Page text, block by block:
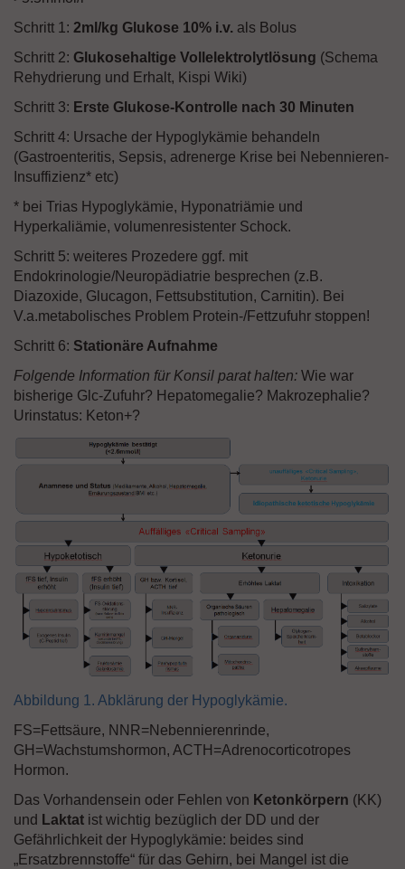
Schritt 1: 2ml/kg Glukose 10% i.v. als Bolus
Schritt 2: Glukosehaltige Vollelektrolytlösung (Schema
Rehydrierung und Erhalt, Kispi Wiki)
Schritt 3: Erste Glukose-Kontrolle nach 30 Minuten
Schritt 4: Ursache der Hypoglykämie behandeln
(Gastroenteritis, Sepsis, adrenerge Krise bei Nebennieren-
Insuffizienz* etc)
* bei Trias Hypoglykämie, Hyponatriämie und
Hyperkaliämie, volumenresistenter Schock.
Schritt 5: weiteres Prozedere ggf. mit
Endokrinologie/Neuropädiatrie besprechen (z.B.
Diazoxide, Glucagon, Fettsubstitution, Carnitin). Bei
V.a.metabolisches Problem Protein-/Fettzufuhr stoppen!
Schritt 6: Stationäre Aufnahme
Folgende Information für Konsil parat halten: Wie war
bisherige Glc-Zufuhr? Hepatomegalie? Makrozephalie?
Urinstatus: Keton+?
Abbildung 1. Abklärung der Hypoglykämie.
FS=Fettsäure, NNR=Nebennierenrinde,
GH=Wachstumshormon, ACTH=Adrenocorticotropes
Hormon.
Das Vorhandensein oder Fehlen von Ketonkörpern (KK)
und Laktat ist wichtig bezüglich der DD und der
Gefährlichkeit der Hypoglykämie: beides sind
„Ersatzbrennstoffe“ für das Gehirn, bei Mangel ist die